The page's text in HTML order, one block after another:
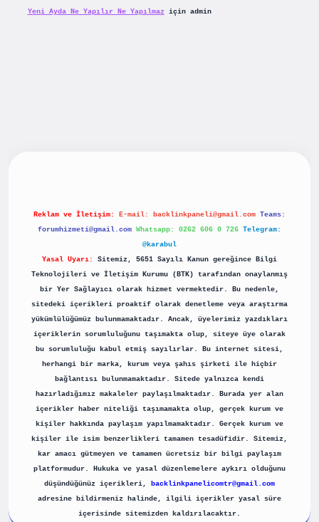
Yeni Ayda Ne Yapılır Ne Yapılmaziçin admin
Reklam ve İletişim: E-mail: backlinkpaneli@gmail.com Teams:
forumhizmeti@gmail.com Whatsapp: 0262 606 0 726 Telegram:
@karabul
Yasal Uyarı:
Sitemiz, 5651 Sayılı Kanun gereğince Bilgi
Teknolojileri ve İletişim Kurumu (BTK) tarafından onaylanmış
bir Yer Sağlayıcı olarak hizmet vermektedir. Bu nedenle,
sitedeki içerikleri proaktif olarak denetleme veya araştırma
yükümlülüğümüz bulunmamaktadır. Ancak, üyelerimiz yazdıkları
içeriklerin sorumluluğunu taşımakta olup, siteye üye olarak
bu sorumluluğu kabul etmiş sayılırlar. Bu internet sitesi,
herhangi bir marka, kurum veya şahıs şirketi ile hiçbir
bağlantısı bulunmamaktadır. Sitede yalnızca kendi
hazırladığımız makaleler paylaşılmaktadır. Burada yer alan
içerikler haber niteliği taşımamakta olup, gerçek kurum ve
kişiler hakkında paylaşım yapılmamaktadır. Gerçek kurum ve
kişiler ile isim benzerlikleri tamamen tesadüfidir. Sitemiz,
kar amacı gütmeyen ve tamamen ücretsiz bir bilgi paylaşım
platformudur. Hukuka ve yasal düzenlemelere aykırı olduğunu
düşündüğünüz içerikleri,
backlinkpanelicomtr@gmail.com
adresine bildirmeniz halinde, ilgili içerikler yasal süre
içerisinde sitemizden kaldırılacaktır.